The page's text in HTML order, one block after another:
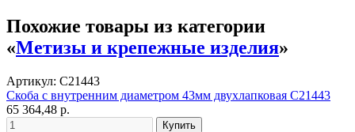
Похожие товары из категории
«Метизы и крепежные изделия»
Артикул: С21443
Скоба с внутренним диаметром 43мм двухлапковая С21443
65 364,48 р.